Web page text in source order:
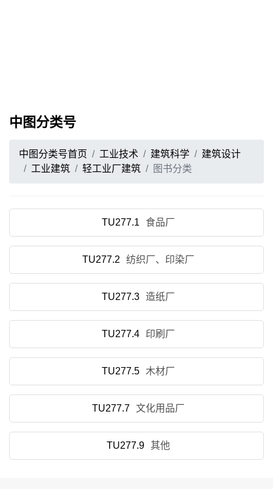
中图分类号
中图分类号首页 工业技术 建筑科学
建筑设计
工业建筑
轻工业厂建筑 图书分类
TU277.1 食品厂
TU277.2 纺织厂、印染厂
TU277.3 造纸厂
TU277.4 印刷厂
TU277.5 木材厂
TU277.7 文化用品厂
TU277.9 其他